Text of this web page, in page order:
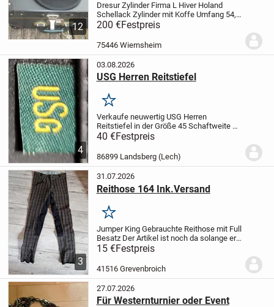
12
Dresur Zylinder Firma L Hiver Holand
Schellack Zylinder mit Koffe Umfang 54,5
cmschon älter,aber neuwertiger
Schellack Zylinder
ZustandNeupreis 1,500 DM
200 €Festpreis
75446 Wiernsheim
4
03.08.2026
USG Herren Reitstiefel
Merken
Verkaufe neuwertig USG Herren
Reitstiefel in der Größe 45 Schaftweite ca
42.Versand möglich gegen
Verkauf von Privat ohne
Garantie, Gewährleistung,
Sachmangelhaftung und Rücknahme.
40 €Festpreis
86899 Landsberg (Lech)
3
31.07.2026
Reithose 164 Ink.Versand
Merken
Jumper KingGebrauchte Reithose mit Full
Besatz Der Artikel ist noch da solange er
eingestellt ist,biete noch viele andere
Pay Pal vorhanden
Privatverkauf - Keine...
15 €Festpreis
41516 Grevenbroich
27.07.2026
Für Westernturnier oder Event